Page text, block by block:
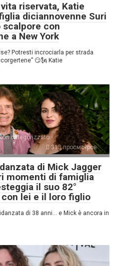
riservata, Katie
diciannovenne Suri
scalpore con
a New York
Potresti incrociarla per strada
😏🗽 Katie
categorizzato
313 просмотров
di Mick Jagger
momenti di famiglia
il suo 82°
lei e il loro figlio
di 38 anni… e Mick è ancora in